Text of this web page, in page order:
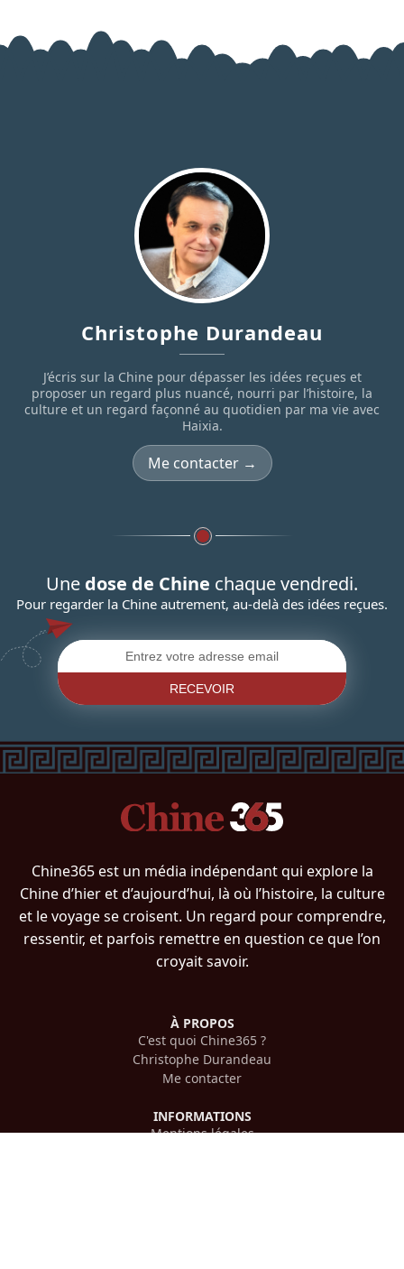
Christophe Durandeau
J’écris sur la Chine pour dépasser les idées reçues et
proposer un regard plus nuancé, nourri par l’histoire, la
culture et un regard façonné au quotidien par ma vie avec
Haixia.
Me contacter →
Une dose de Chine chaque vendredi.
Pour regarder la Chine autrement, au-delà des idées reçues.
RECEVOIR
Chine365 est un média indépendant qui explore la
Chine d’hier et d’aujourd’hui, là où l’histoire, la culture
et le voyage se croisent. Un regard pour comprendre,
ressentir, et parfois remettre en question ce que l’on
croyait savoir.
À PROPOS
C'est quoi Chine365 ?
Christophe Durandeau
Me contacter
INFORMATIONS
Mentions légales